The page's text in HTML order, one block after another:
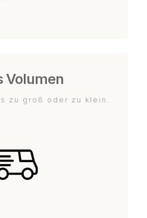
Volumen
zu groß oder zu klein.